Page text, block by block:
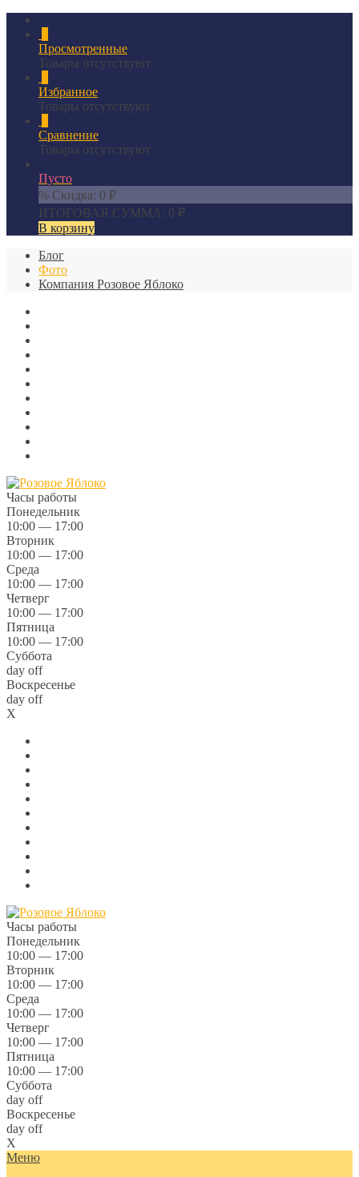
Просмотренные
Товары отсутствуют
Избранное
Товары отсутствуют
Сравнение
Товары отсутствуют
Пусто
% Скидка: 0 ₽
ИТОГОВАЯ СУММА: 0 ₽
В корзину
Блог
Фото
Компания Розовое Яблоко
Часы работы
Понедельник
10:00 — 17:00
Вторник
10:00 — 17:00
Среда
10:00 — 17:00
Четверг
10:00 — 17:00
Пятница
10:00 — 17:00
Суббота
day off
Воскресенье
day off
X
Часы работы
Понедельник
10:00 — 17:00
Вторник
10:00 — 17:00
Среда
10:00 — 17:00
Четверг
10:00 — 17:00
Пятница
10:00 — 17:00
Суббота
day off
Воскресенье
day off
X
Меню